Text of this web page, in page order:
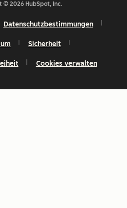
© 2026 HubSpot, Inc.
Datenschutzbestimmungen
Sicherheit
Cookies verwalten